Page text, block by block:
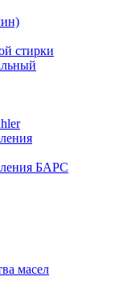
стирки
БАРС
масел